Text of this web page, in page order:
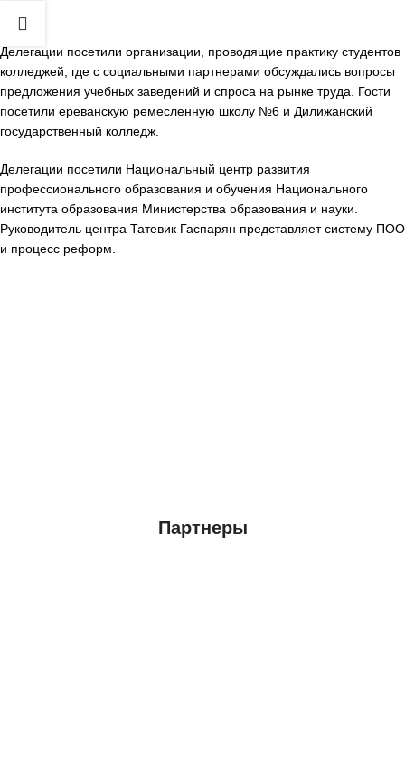
Делегации посетили организации, проводящие практику студентов
колледжей, где с социальными партнерами обсуждались вопросы
предложения учебных заведений и спроса на рынке труда. Гости
посетили ереванскую ремесленную школу №6 и Дилижанский
государственный колледж.
Делегации посетили Национальный центр развития
профессионального образования и обучения Национального
института образования Министерства образования и науки.
Руководитель центра Татевик Гаспарян представляет систему ПОО
и процесс реформ.
Партнеры